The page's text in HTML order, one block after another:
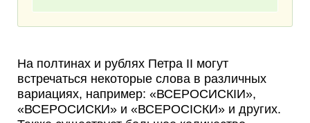
На полтинах и рублях Петра II могут
встречаться некоторые слова в различных
вариациях, например: «ВСЕРОСИСКIИ»,
«ВСЕPOСИСКИ» и «ВСЕРОСIСКИ» и других.